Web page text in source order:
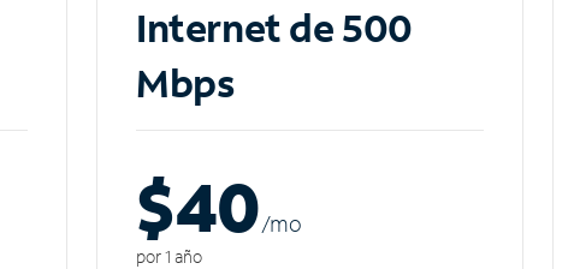
Internet de 500
Mbps
$40/mo
por 1 año